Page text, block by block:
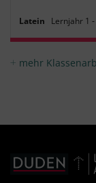
Latein Lernjahr 1
mehr